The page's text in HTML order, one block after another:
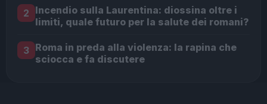
2 Incendio sulla Laurentina: diossina oltre i
limiti, quale futuro per la salute dei romani?
3 Roma in preda alla violenza: la rapina che
sciocca e fa discutere